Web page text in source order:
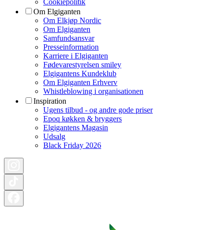
Om Elgiganten
Om Elkjøp Nordic
Om Elgiganten
Samfundsansvar
Presseinformation
Karriere i Elgiganten
Fødevarestyrelsen smiley
Elgigantens Kundeklub
Om Elgiganten Erhverv
Whistleblowing i organisationen
Inspiration
Ugens tilbud - og andre gode priser
Epoq køkken & bryggers
Elgigantens Magasin
Udsalg
Black Friday 2026